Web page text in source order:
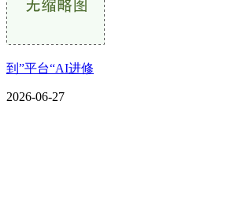
到”平台“AI进修
2026-06-27